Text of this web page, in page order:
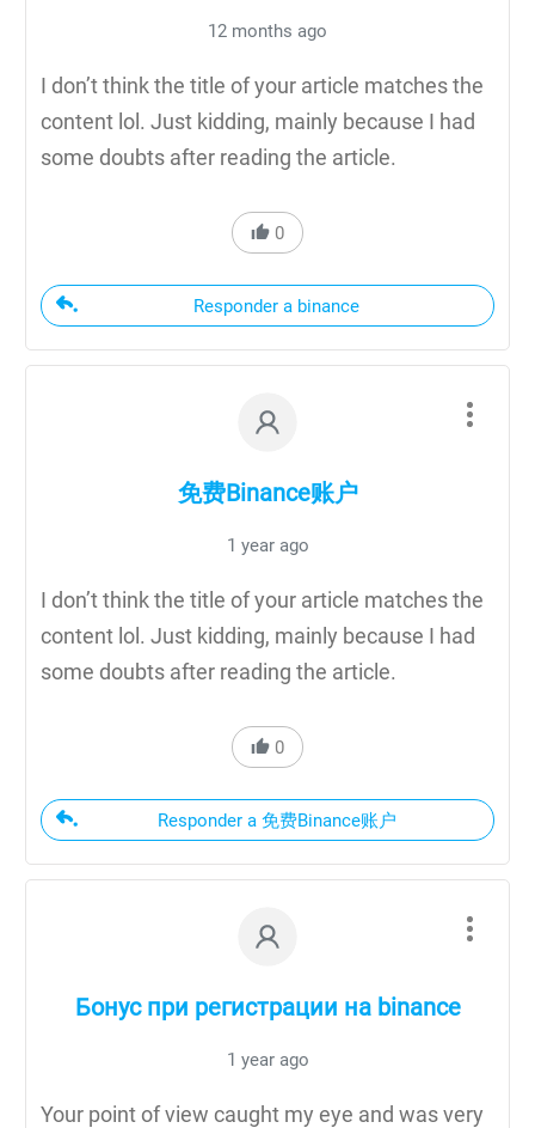
12 months ago
I don’t think the title of your article matches the
content lol. Just kidding, mainly because I had
some doubts after reading the article.
0
Responder a binance
免费Binance账户
1 year ago
I don’t think the title of your article matches the
content lol. Just kidding, mainly because I had
some doubts after reading the article.
0
Responder a 免费Binance账户
Бонус при регистрации на binance
1 year ago
Your point of view caught my eye and was very